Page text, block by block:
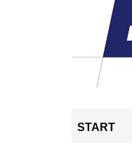
START